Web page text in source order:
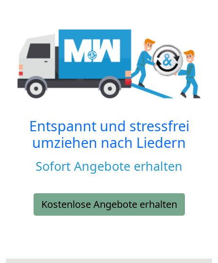
Entspannt und stressfrei
umziehen nach Liedern
Sofort Angebote erhalten
Kostenlose Angebote erhalten